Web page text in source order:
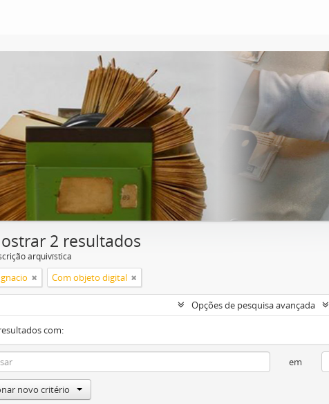
2 resultados
arquivística
Com objeto digital
Opções de pesquisa avançada
com:
em
novo critério